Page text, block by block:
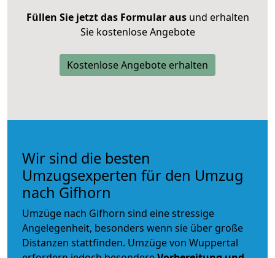
Füllen Sie jetzt das Formular ausund erhalten
Sie kostenlose Angebote
Kostenlose Angebote erhalten
Wir sind die besten
Umzugsexperten für den Umzug
nach Gifhorn
Umzüge nach Gifhorn sind eine stressige
Angelegenheit, besonders wenn sie über große
Distanzen stattfinden. Umzüge von Wuppertal